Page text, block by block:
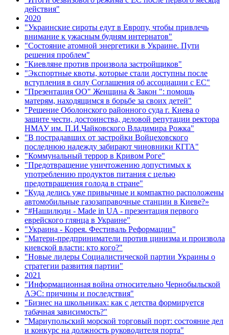
действия"
2020
"Украинские сироты едут в Европу, чтобы привлечь
внимание к ужасным будням интернатов"
"Состояние атомной энергетики в Украине. Пути
решения проблем"
"Киевляне против произвола застройщиков"
"Экспортные квоты, которые стали доступны после
вступления в силу Соглашения об ассоциации с ЕС"
"Презентация ОО" Женщина & Закон ": помощь
матерям, находящимся в борьбе за своих детей"
"Решение Оболонского районного суда г. Киева о
защите чести, достоинства, деловой репутации ректора
НМАУ им. П.И.Чайковского Владимира Рожка"
"В пострадавших от застройки Войцеховского
последнюю надежду забирают чиновники КГГА"
"Коммунальный террор в Кривом Роге"
"Предотвращение уничтожению допустимых к
употреблению продуктов питания с целью
предотвращения голода в стране"
"Куда делись уже привычные и компактно расположены
автомобильные газозаправочные станции в Киеве?»
"#Нашилюди - Made in UA - презентация первого
еврейского глянца в Украине"
"Украина - Корея. Фестиваль Реформации"
"Матери-предприниматели против цинизма и произвола
киевской власти: кто кого?"
"Новые лидеры Социалистической партии Украины о
стратегии развития партии"
2021
"Информационная война относительно Чернобыльской
АЭС: причины и последствия"
"Бизнес на школьниках: как с детства формируется
табачная зависимость?"
"Мариупольский морской торговый порт: состояние дел
и конкурс на должность руководителя порта"